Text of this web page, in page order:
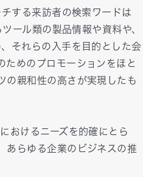
する来訪者の検索ワードは
ール類の製品情報や資料や、
それらの入手を目的とした会
ためのプロモーションをほと
の親和性の高さが実現したも
おけるニーズを的確にとら
あらゆる企業のビジネスの推